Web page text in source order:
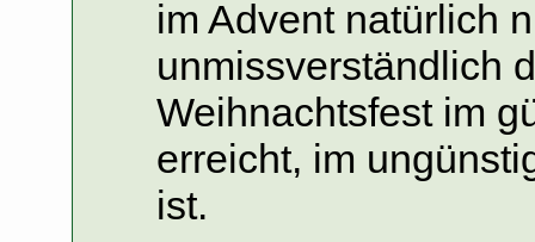
im Advent natürlich
unmissverständlich
Weihnachtsfest im
erreicht, im
ist.